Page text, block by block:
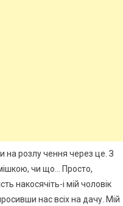
на розлу чення через це. З
чи що… Просто,
накосячіть-і мій чоловік
нас всіх на дачу. Мій